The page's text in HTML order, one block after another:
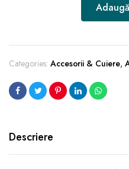
Categories: Accesorii & Cuiere,
Descriere